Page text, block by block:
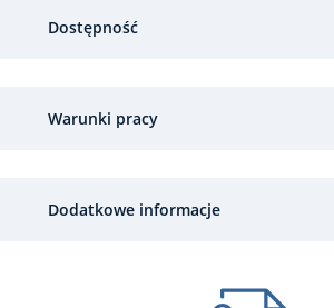
Dostępność
Warunki pracy
Dodatkowe informacje